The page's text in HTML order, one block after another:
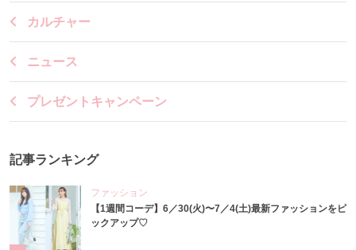
カルチャー
ニュース
プレゼントキャンペーン
記事ランキング
ファッション
【1週間コーデ】6／30(火)〜7／4(土)最新ファッションをピ
ックアップ♡